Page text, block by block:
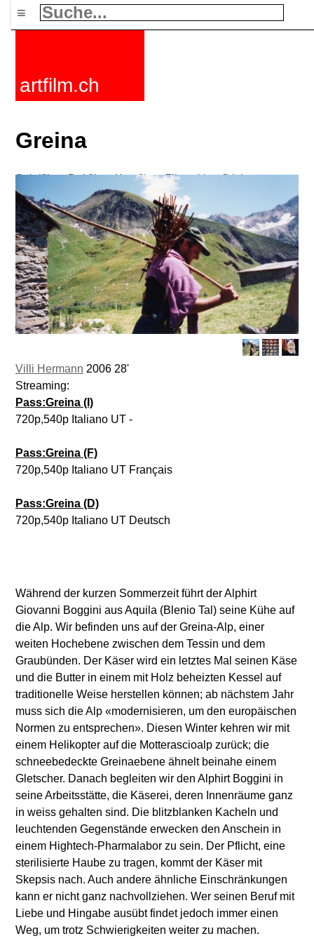
≡
artfilm.ch
Greina
Villi Hermann 2006 28'
Streaming:
Pass:Greina (I)
720p,540p Italiano UT -
Pass:Greina (F)
720p,540p Italiano UT Français
Pass:Greina (D)
720p,540p Italiano UT Deutsch
Während der kurzen Sommerzeit führt der Alphirt
Giovanni Boggini aus Aquila (Blenio Tal) seine Kühe auf
die Alp. Wir befinden uns auf der Greina-Alp, einer
weiten Hochebene zwischen dem Tessin und dem
Graubünden. Der Käser wird ein letztes Mal seinen Käse
und die Butter in einem mit Holz beheizten Kessel auf
traditionelle Weise herstellen können; ab nächstem Jahr
muss sich die Alp «modernisieren, um den europäischen
Normen zu entsprechen». Diesen Winter kehren wir mit
einem Helikopter auf die Motterascioalp zurück; die
schneebedeckte Greinaebene ähnelt beinahe einem
Gletscher. Danach begleiten wir den Alphirt Boggini in
seine Arbeitsstätte, die Käserei, deren Innenräume ganz
in weiss gehalten sind. Die blitzblanken Kacheln und
leuchtenden Gegenstände erwecken den Anschein in
einem Hightech-Pharmalabor zu sein. Der Pflicht, eine
sterilisierte Haube zu tragen, kommt der Käser mit
Skepsis nach. Auch andere ähnliche Einschränkungen
kann er nicht ganz nachvollziehen. Wer seinen Beruf mit
Liebe und Hingabe ausübt findet jedoch immer einen
Weg, um trotz Schwierigkeiten weiter zu machen.
Spielfilme Dokfilme Kurzfilme Filmzyklen Stichworte
Nachrichten
F-Rated FAQ Kontakt Maillist
Warenkorb
AGB KaufenAktivierenAbo
216.73.217.70